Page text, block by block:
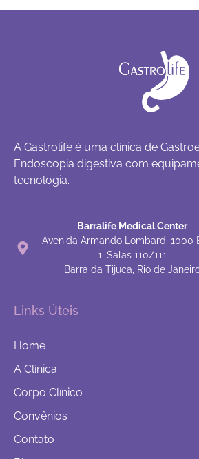
A Gastrolife é uma clínica de
Endoscopia digestiva com
tecnologia.
Barralife Medical Center
Avenida Armando Lombardi 1000
1. Salas 110/111
Barra da Tijuca, Rio de
Links Úteis
Home
A Clínica
Corpo Clínico
Convênios
Contato